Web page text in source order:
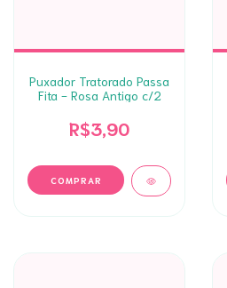
Puxador Tratorado Passa
Fita - Rosa Antigo c/2
R$3,90